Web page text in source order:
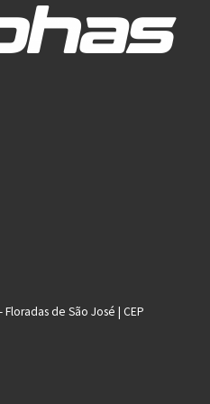
de São José | CEP